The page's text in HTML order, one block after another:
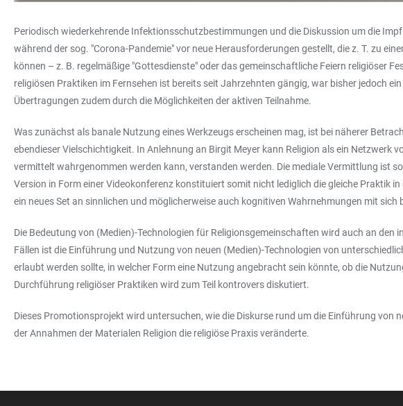
Periodisch wiederkehrende Infektionsschutzbestimmungen und die Diskussion um die
während der sog. "Corona-Pandemie" vor neue Herausforderungen gestellt, die z. T. zu
können – z. B. regelmäßige "Gottesdienste" oder das gemeinschaftliche Feiern religiöser
religiösen Praktiken im Fernsehen ist bereits seit Jahrzehnten gängig, war bisher jedoch
Übertragungen zudem durch die Möglichkeiten der aktiven Teilnahme.
Was zunächst als banale Nutzung eines Werkzeugs erscheinen mag, ist bei näherer
ebendieser Vielschichtigkeit. In Anlehnung an Birgit Meyer kann Religion als ein Netzwerk
vermittelt wahrgenommen werden kann, verstanden werden. Die mediale Vermittlung ist
Version in Form einer Videokonferenz konstituiert somit nicht lediglich die gleiche Praktik
ein neues Set an sinnlichen und möglicherweise auch kognitiven Wahrnehmungen mit sich
Die Bedeutung von (Medien)-Technologien für Religionsgemeinschaften wird auch an
Fällen ist die Einführung und Nutzung von neuen (Medien)-Technologien von
erlaubt werden sollte, in welcher Form eine Nutzung angebracht sein könnte, ob die
Durchführung religiöser Praktiken wird zum Teil kontrovers diskutiert.
Dieses Promotionsprojekt wird untersuchen, wie die Diskurse rund um die Einführung
der Annahmen der Materialen Religion die religiöse Praxis veränderte.